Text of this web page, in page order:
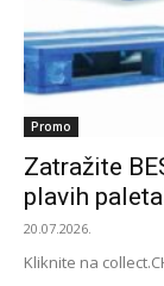
Promo
Zatražite
plavih
20.07.2026.
Kliknite na